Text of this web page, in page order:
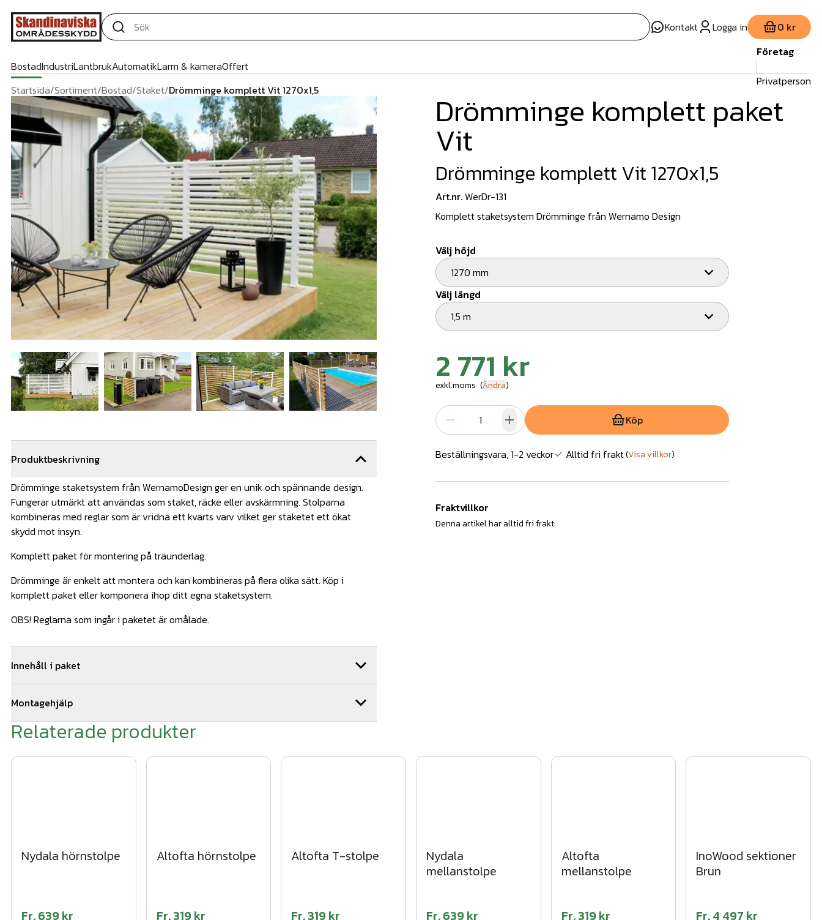
Kontakt Logga in 0 kr
BostadIndustriLantbrukAutomatikLarm & kameraOffert
Företag
Privatperson
Startsida/Sortiment/Bostad/Staket/Drömminge komplett Vit 1270x1,5
Produktbeskrivning
Drömminge staketsystem från WernamoDesign ger en unik och spännande design.
Fungerar utmärkt att användas som staket, räcke eller avskärmning. Stolparna
kombineras med reglar som är vridna ett kvarts varv vilket ger staketet ett ökat
skydd mot insyn.
Komplett paket för montering på träunderlag.
Drömminge är enkelt att montera och kan kombineras på flera olika sätt. Köp i
komplett paket eller komponera ihop ditt egna staketsystem.
OBS! Reglarna som ingår i paketet är omålade.
Innehåll i paket
2st WernamoDesign stolphatt vit
2st WernamoDesign stolpfot vit Art.nr.Wer500-4
2st Drömminge ände 1270 mm Vit
Montagehjälp
Så här monterar du ditt staket:
1. Tryck fast stolpen på stolpfoten.
Vi kan hjälpa dig med montaget av den här produkten. Begär en kostnadsfri offert
Drömminge komplett paket
Vit
Drömminge komplett Vit 1270x1,5
Art.nr.WerDr-131
Komplett staketsystem Drömminge från Wernamo Design
Välj höjd
1270 mm
Välj längd
1,5 m
2 771 kr
exkl.moms (Ändra)
Köp
Beställningsvara, 1-2 veckor Alltid fri frakt(Visa villkor)
Fraktvillkor
Denna artikel har alltid fri frakt.
Relaterade produkter
Nydala hörnstolpe
Fr.639 kr
Altofta hörnstolpe
Fr.319 kr
Altofta T-stolpe
Fr.319 kr
Nydala
mellanstolpe
Fr.639 kr
Altofta
mellanstolpe
Fr.319 kr
InoWood sektioner
Brun
Fr.4 497 kr